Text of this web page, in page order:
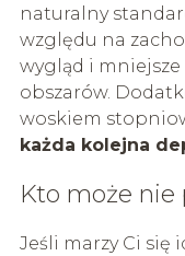
naturalny
względu na
wygląd i
obszarów.
woskiem
każda kolejna
Kto może nie
Jeśli marzy Ci się